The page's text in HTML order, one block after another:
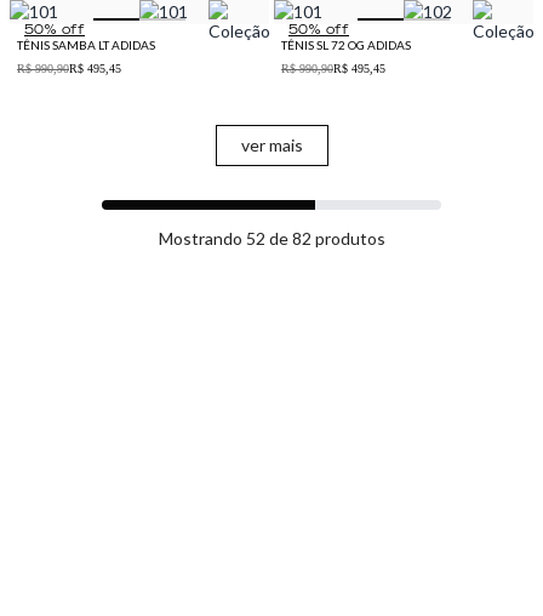
50% off
TÊNIS SAMBA LT ADIDAS
R$ 990,90R$ 495,45
50% off
TÊNIS SL 72 OG ADIDAS
R$ 990,90R$ 495,45
ver mais
Mostrando 52 de 82 produtos